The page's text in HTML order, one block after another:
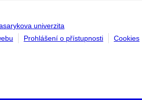
univerzita
Prohlášení o přístupnosti Cookies